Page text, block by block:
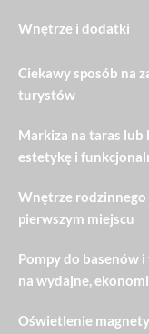
Wnętrze i dodatki
Ciekawy sposób na
turystów
Markiza na taras
estetykę i
Wnętrze rodzinnego
pierwszym miejscu
Pompy do basenów
na wydajne,
Oświetlenie